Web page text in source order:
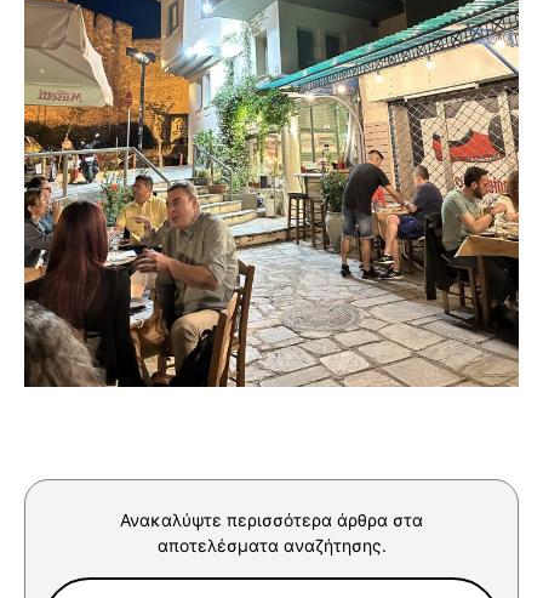
Ανακαλύψτε περισσότερα άρθρα στα
αποτελέσματα αναζήτησης.